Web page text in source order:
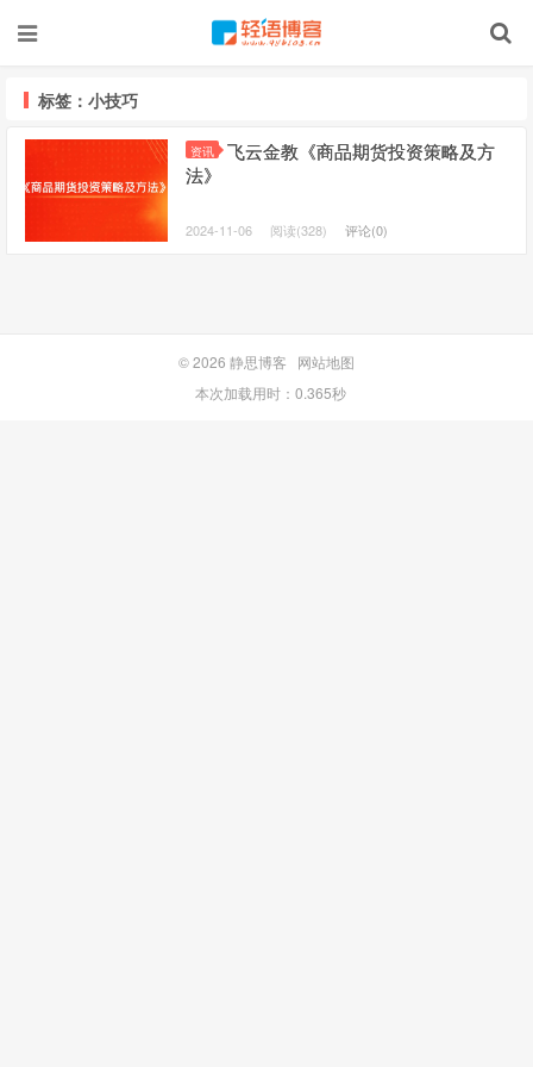
标签：小技巧
资讯
飞云金教《商品期货投资策略及方
法》
2024-11-06 阅读(328) 评论(0)
© 2026 静思博客
网站地图
本次加载用时：0.365秒